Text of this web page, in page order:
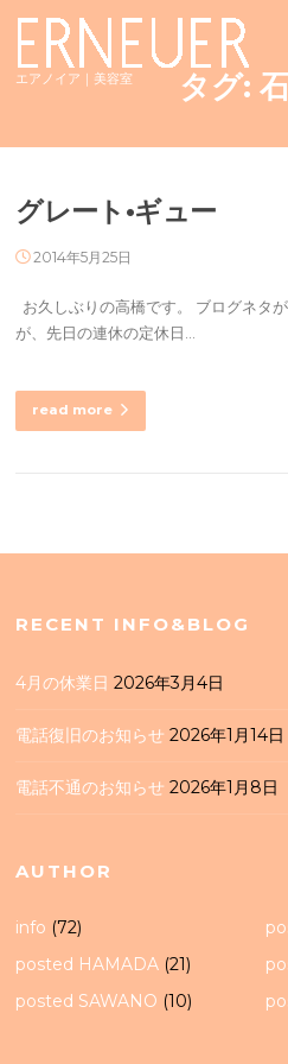
content
エアノイア｜美容室 タグ:
グレート•ギュー
2014年5月25日
お久しぶりの高橋です。 ブログネタ
が、先日の連休の定休日…
read more
RECENT INFO&BLOG
4月の休業日 2026年3月4日
電話復旧のお知らせ 2026年1月14日
電話不通のお知らせ 2026年1月8日
AUTHOR
info (72)
posted HAMADA (21)
posted SAWANO (10)